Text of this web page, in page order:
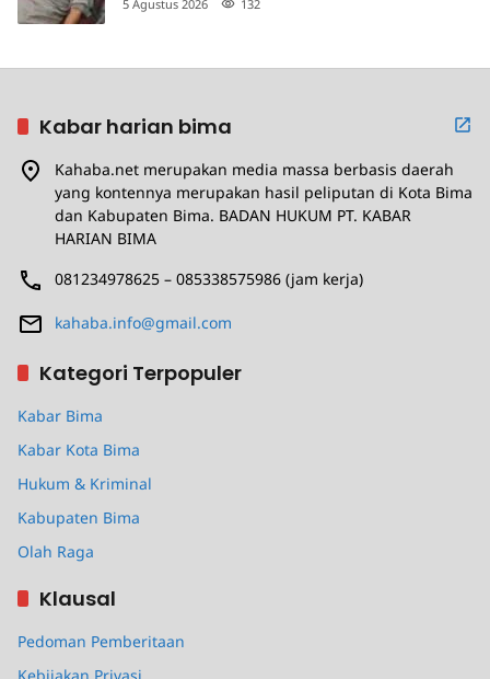
5 Agustus 2026 132
Kabar harian bima
Kahaba.net merupakan media massa berbasis daerah
yang kontennya merupakan hasil peliputan di Kota Bima
dan Kabupaten Bima. BADAN HUKUM PT. KABAR
HARIAN BIMA
081234978625 – 085338575986 (jam kerja)
kahaba.info@gmail.com
Kategori Terpopuler
Kabar Bima
Kabar Kota Bima
Hukum & Kriminal
Kabupaten Bima
Olah Raga
Klausal
Pedoman Pemberitaan